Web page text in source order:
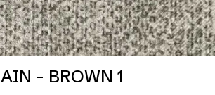
- BROWN 1